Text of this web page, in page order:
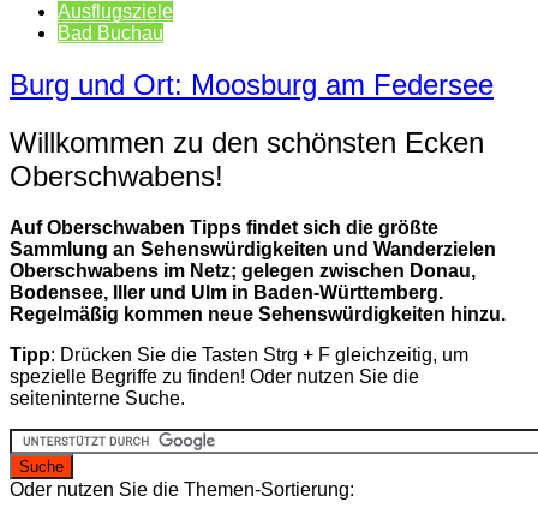
Ausflugsziele
Bad Buchau
Burg und Ort: Moosburg am Federsee
Willkommen zu den schönsten Ecken
Oberschwabens!
Auf Oberschwaben Tipps findet sich die größte
Sammlung an Sehenswürdigkeiten und Wanderzielen
Oberschwabens im Netz; gelegen zwischen Donau,
Bodensee, Iller und Ulm in Baden-Württemberg.
Regelmäßig kommen neue Sehenswürdigkeiten hinzu.
Tipp: Drücken Sie die Tasten Strg + F gleichzeitig, um
spezielle Begriffe zu finden! Oder nutzen Sie die
seiteninterne Suche.
Oder nutzen Sie die Themen-Sortierung: